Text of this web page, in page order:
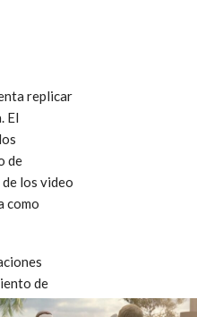
replicar
El
de
los video
como
de